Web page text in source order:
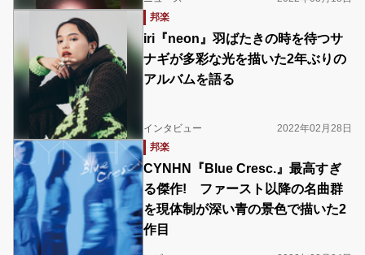
邦楽
iri『neon』羽ばたきの時を待つサ
ナギが多彩な光を描いた2年ぶりの
アルバムを語る
インタビュー
2022年02月28日
邦楽
CYNHN『Blue Cresc.』最高すぎ
る傑作! ファースト以降の名曲群
を現体制が深い青の景色で描いた2
作目